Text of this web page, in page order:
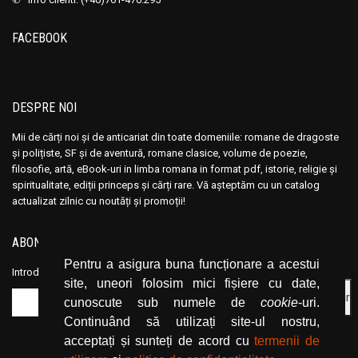
Pentru a asigura buna funcționare a acestui
site, uneori folosim mici fișiere cu date,
cunoscute sub numele de cookie-uri.
Continuând să utilizați site-ul nostru,
acceptați și sunteți de acord cutermenii de
Ana Maria Marin
Andocide
Andre Bejin
Andre Castelot
Andre Leroi-Gourhan
Andre Malraux
Andre Maurois
Andre Miquel
Andre Theuriet
Ana Maria Marin
Andocide
Andre Bejin
Andre Castelot
Andre Leroi-Gourhan
Andre Malraux
Andre Maurois
Andre Miquel
Andre Theuriet
FACEBOOK
DESPRE NOI
Mii de cărți noi și de anticariat din toate domeniile: romane de dragoste
și polițiste, SF și de aventură, romane clasice, volume de poezie,
filosofie, artă, eBook-uri in limba romana in format pdf, istorie, religie și
spiritualitate, ediții princeps și cărți rare. Vă așteptăm cu un catalog
actualizat zilnic cu noutăți și promoții!
ABONEAZĂ-TE LA NEWSLETTER
Introduceți adresa dvs. de email și dați click pe butonul de abonare.